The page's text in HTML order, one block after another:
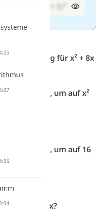
(2a + 5)²
Lösung für x² + 8x
quadriert, um auf x²
quadriert, um auf 16
⋅ x ⋅ 4“ die 8x?